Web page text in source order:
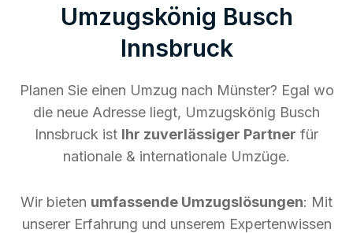
Umzugskönig Busch
Innsbruck
Planen Sie einen Umzug nach Münster? Egal wo
die neue Adresse liegt, Umzugskönig Busch
Innsbruck ist Ihr zuverlässiger Partner für
nationale & internationale Umzüge.
Wir bieten umfassende Umzugslösungen: Mit
unserer Erfahrung und unserem Expertenwissen